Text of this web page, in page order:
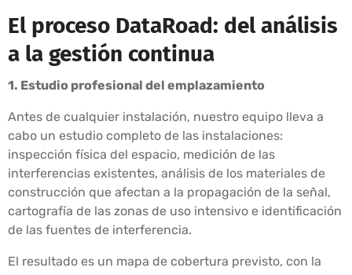
El proceso DataRoad: del análisis
a la gestión continua
1. Estudio profesional del emplazamiento
Antes de cualquier instalación, nuestro equipo lleva a
cabo un estudio completo de las instalaciones:
inspección física del espacio, medición de las
interferencias existentes, análisis de los materiales de
construcción que afectan a la propagación de la señal,
cartografía de las zonas de uso intensivo e identificación
de las fuentes de interferencia.
El resultado es un mapa de cobertura previsto, con la